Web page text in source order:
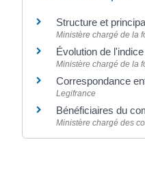
Structure et
Ministère chargé de la
Évolution de
Ministère chargé de la
Correspondance
Legifrance
Bénéficiaires du
Ministère chargé des